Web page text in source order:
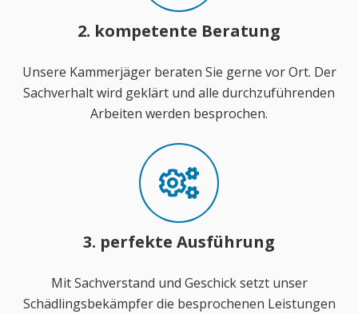
2. kompetente Beratung
Unsere Kammerjäger beraten Sie gerne vor Ort. Der
Sachverhalt wird geklärt und alle durchzuführenden
Arbeiten werden besprochen.
3. perfekte Ausführung
Mit Sachverstand und Geschick setzt unser
Schädlingsbekämpfer die besprochenen Leistungen